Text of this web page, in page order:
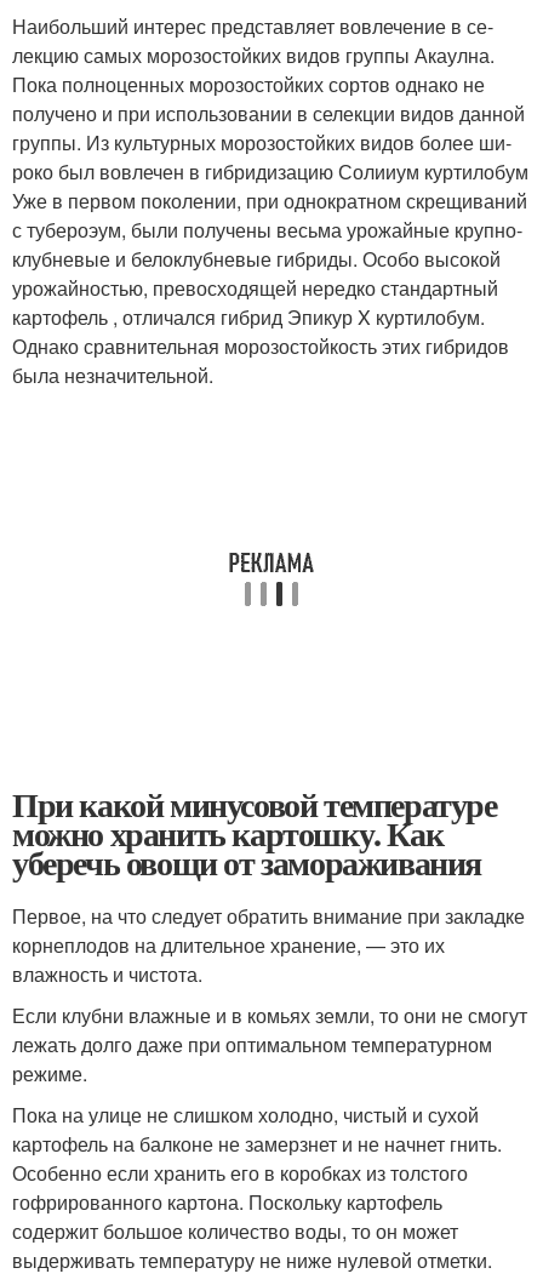
Наибольший интерес представляет вовлечение в се­
лекцию самых морозостойких видов группы Акаулна.
Пока полноценных морозостойких сортов однако не
получено и при использовании в селекции видов данной
группы. Из культурных морозостойких видов более ши­
роко был вовлечен в гибридизацию Солииум куртилобум
Уже в первом поколении, при однократном скрещиваний
с тубероэум, были получены весьма урожайные крупно­
клубневые и белоклубневые гибриды. Особо высокой
урожайностью, превосходящей нередко стандартный
картофель , отличался гибрид Эпикур X куртилобум.
Однако срав­нительная морозостойкость этих гибридов
была незна­чительной.
При какой минусовой температуре
можно хранить картошку. Как
уберечь овощи от замораживания
Первое, на что следует обратить внимание при закладке
корнеплодов на длительное хранение, — это их
влажность и чистота.
Если клубни влажные и в комьях земли, то они не смогут
лежать долго даже при оптимальном температурном
режиме.
Пока на улице не слишком холодно, чистый и сухой
картофель на балконе не замерзнет и не начнет гнить.
Особенно если хранить его в коробках из толстого
гофрированного картона. Поскольку картофель
содержит большое количество воды, то он может
выдерживать температуру не ниже нулевой отметки.